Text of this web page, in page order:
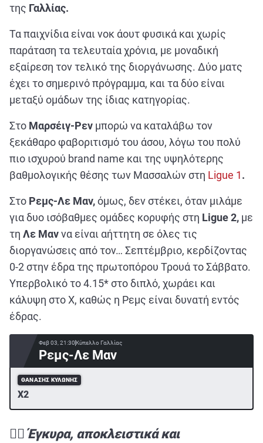
της Γαλλίας.
Τα παιχνίδια είναι νοκ άουτ φυσικά και χωρίς
παράταση τα τελευταία χρόνια, με μοναδική
εξαίρεση τον τελικό της διοργάνωσης. Δύο ματς
έχει το σημερινό πρόγραμμα, και τα δύο είναι
μεταξύ ομάδων της ίδιας κατηγορίας.
Στο Μαρσέιγ-Ρεν μπορώ να καταλάβω τον
ξεκάθαρο φαβοριτισμό του άσου, λόγω του πολύ
πιο ισχυρού brand name και της υψηλότερης
βαθμολογικής θέσης των Μασσαλών στη Ligue 1.
Στο Ρεμς-Λε Μαν,όμως, δεν στέκει, όταν μιλάμε
για δυο ισόβαθμες ομάδες κορυφής στη Ligue 2, με
τη Λε Μαννα είναι αήττητη σε όλες τις
διοργανώσεις από τον… Σεπτέμβριο, κερδίζοντας
0-2 στην έδρα της πρωτοπόρου Τρουά το Σάββατο.
Υπερβολικό το 4.15* στο διπλό, χωράει και
κάλυψη στο Χ, καθώς η Ρεμς είναι δυνατή εντός
έδρας.
Φεβ 03, 21:30Κύπελλο Γαλλίας
Ρεμς-Λε Μαν
ΘΑΝΆΣΗΣ ΚΥΛΏΝΗΣ
Χ2
✍🏻 Έγκυρα, αποκλειστικά και